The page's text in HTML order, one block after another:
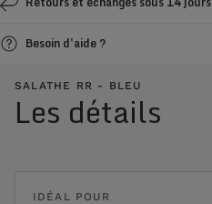
Besoin d'aide ?
SALATHE RR - BLEU
Les détails
IDÉAL POUR